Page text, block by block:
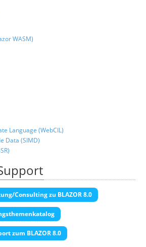
WASM)
Language (WebCIL)
Data (SIMD)
Consulting zu BLAZOR 8.0
zum BLAZOR 8.0